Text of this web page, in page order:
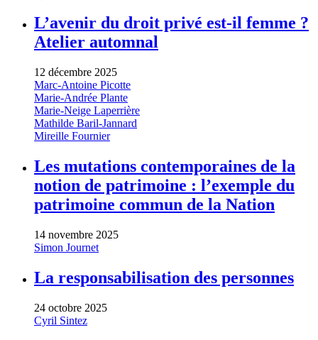
L’avenir du droit privé est-il femme ?
Atelier automnal
12 décembre 2025
Marc-Antoine Picotte
Marie-Andrée Plante
Marie-Neige Laperrière
Mathilde Baril-Jannard
Mireille Fournier
Les mutations contemporaines de la
notion de patrimoine : l’exemple du
patrimoine commun de la Nation
14 novembre 2025
Simon Journet
La responsabilisation des personnes
24 octobre 2025
Cyril Sintez